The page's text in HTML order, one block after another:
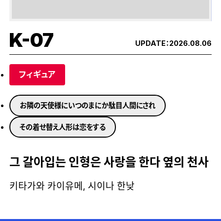
K-07 UPDATE：2026.08.06
フィギュア
お隣の天使様にいつのまにか駄目人間にされ
その着せ替え人形は恋をする
그 갈아입는 인형은 사랑을 한다 옆의 천사
키타가와 카이유메, 시이나 한낮